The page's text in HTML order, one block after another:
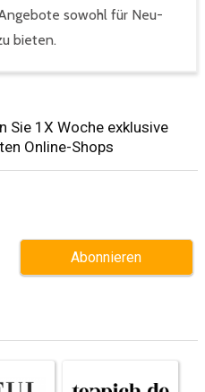
sowohl für Neu-
bieten.
Sie 1X Woche exklusive
Online-Shops​